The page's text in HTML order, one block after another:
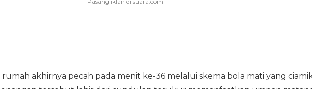
akhirnya pecah pada menit ke-36 melalui skema bola mati yang